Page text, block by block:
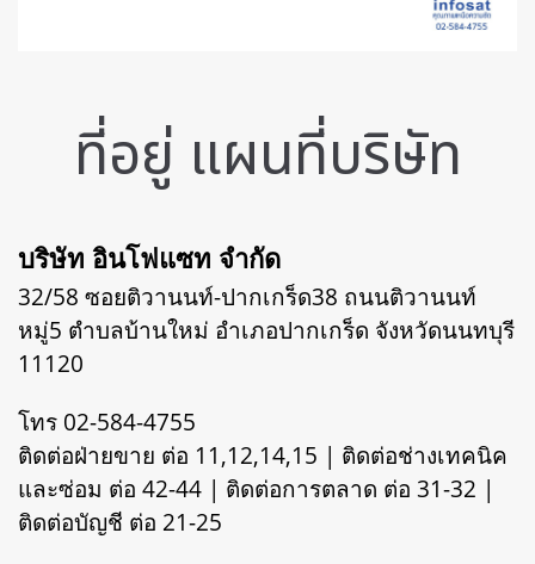
ที่อยู่ แผนที่บริษัท
บริษัท อินโฟแซท จำกัด
32/58 ซอยติวานนท์-ปากเกร็ด38 ถนนติวานนท์
หมู่5 ตำบลบ้านใหม่ อำเภอปากเกร็ด จังหวัดนนทบุรี
11120
โทร 02-584-4755
ติดต่อฝ่ายขาย ต่อ 11,12,14,15 | ติดต่อช่างเทคนิค
และซ่อม ต่อ 42-44 | ติดต่อการตลาด ต่อ 31-32 |
ติดต่อบัญชี ต่อ 21-25